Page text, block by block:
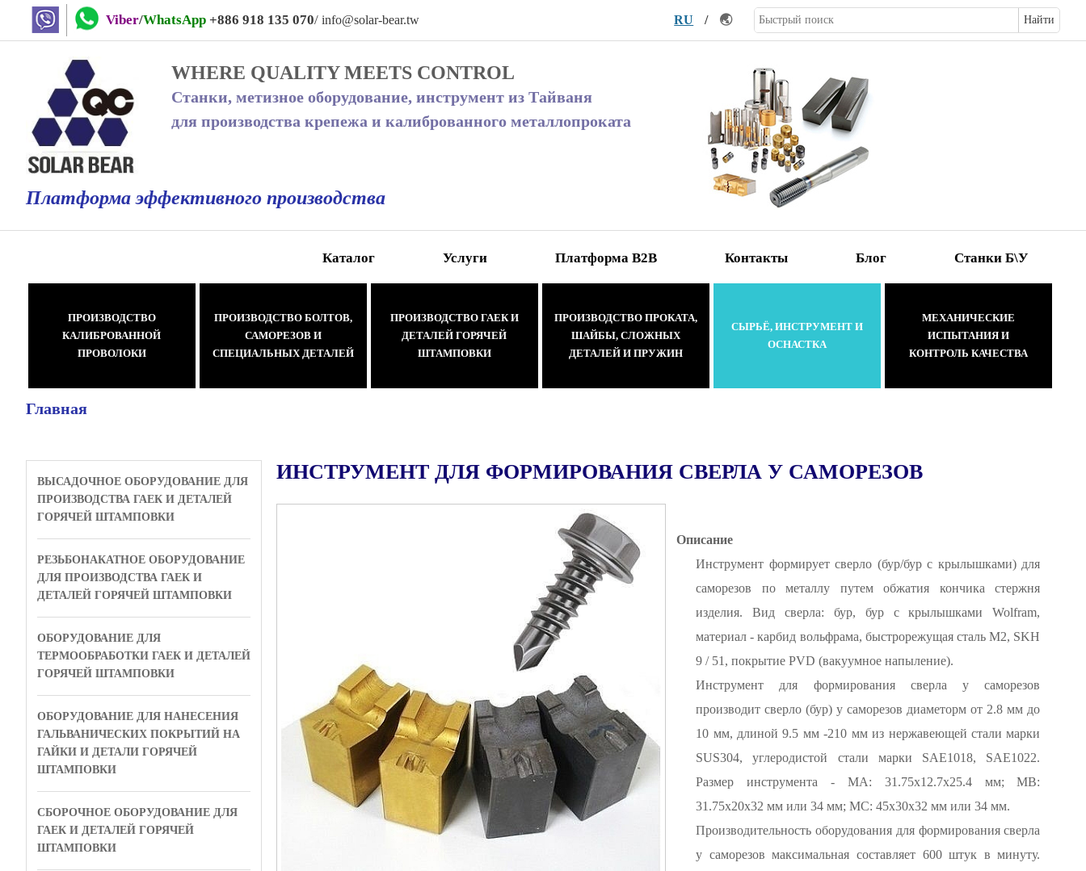
WHERE QUALITY MEETS CONTROL
Станки, метизное оборудование, инструмент из Тайваня
для производства крепежа и калиброванного металлопроката
Платформа эффективного производства
Viber/WhatsApp +886 918 135 070/ info@solar-bear.tw RU / 🌏
Каталог Услуги Платформа В2В Контакты Блог Станки Б\У
ПРОИЗВОДСТВО
КАЛИБРОВАННОЙ
ПРОВОЛОКИ
ПРОИЗВОДСТВО БОЛТОВ,
САМОРЕЗОВ И
СПЕЦИАЛЬНЫХ ДЕТАЛЕЙ
ПРОИЗВОДСТВО ГАЕК И
ДЕТАЛЕЙ ГОРЯЧЕЙ
ШТАМПОВКИ
ПРОИЗВОДСТВО ПРОКАТА,
ШАЙБЫ, СЛОЖНЫХ
ДЕТАЛЕЙ И ПРУЖИН
СЫРЬЁ, ИНСТРУМЕНТ И
ОСНАСТКА
МЕХАНИЧЕСКИЕ
ИСПЫТАНИЯ И
КОНТРОЛЬ КАЧЕСТВА
Главная
ВЫСАДОЧНОЕ ОБОРУДОВАНИЕ ДЛЯ
ПРОИЗВОДСТВА ГАЕК И ДЕТАЛЕЙ
ГОРЯЧЕЙ ШТАМПОВКИ
РЕЗЬБОНАКАТНОЕ ОБОРУДОВАНИЕ
ДЛЯ ПРОИЗВОДСТВА ГАЕК И
ДЕТАЛЕЙ ГОРЯЧЕЙ ШТАМПОВКИ
ОБОРУДОВАНИЕ ДЛЯ
ТЕРМООБРАБОТКИ ГАЕК И ДЕТАЛЕЙ
ГОРЯЧЕЙ ШТАМПОВКИ
ОБОРУДОВАНИЕ ДЛЯ НАНЕСЕНИЯ
ГАЛЬВАНИЧЕСКИХ ПОКРЫТИЙ НА
ГАЙКИ И ДЕТАЛИ ГОРЯЧЕЙ
ШТАМПОВКИ
СБОРОЧНОЕ ОБОРУДОВАНИЕ ДЛЯ
ГАЕК И ДЕТАЛЕЙ ГОРЯЧЕЙ
ШТАМПОВКИ
ИНСТРУМЕНТ ДЛЯ ФОРМИРОВАНИЯ СВЕРЛА У САМОРЕЗОВ
Описание
Инструмент формирует сверло (бур/бур с крылышками) для
саморезов по металлу путем обжатия кончика стержня
изделия. Вид сверла: бур, бур с крылышками Wolfram,
материал - карбид вольфрама, быстрорежущая сталь M2, SKH
9 / 51, покрытие PVD (вакуумное напыление).
Инструмент для формирования сверла у саморезов
производит сверло (бур) у саморезов диаметорм от 2.8 мм до
10 мм, длиной 9.5 мм -210 мм из нержавеющей стали марки
SUS304, углеродистой стали марки SAE1018, SAE1022.
Размер инструмента - MA: 31.75x12.7x25.4 мм; MB:
31.75x20x32 мм или 34 мм; MC: 45x30x32 мм или 34 мм.
Производительность оборудования для формирования сверла
у саморезов максимальная составляет 600 штук в минуту.